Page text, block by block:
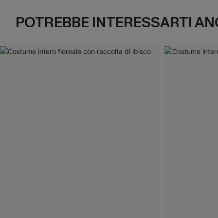
POTREBBE INTERESSARTI